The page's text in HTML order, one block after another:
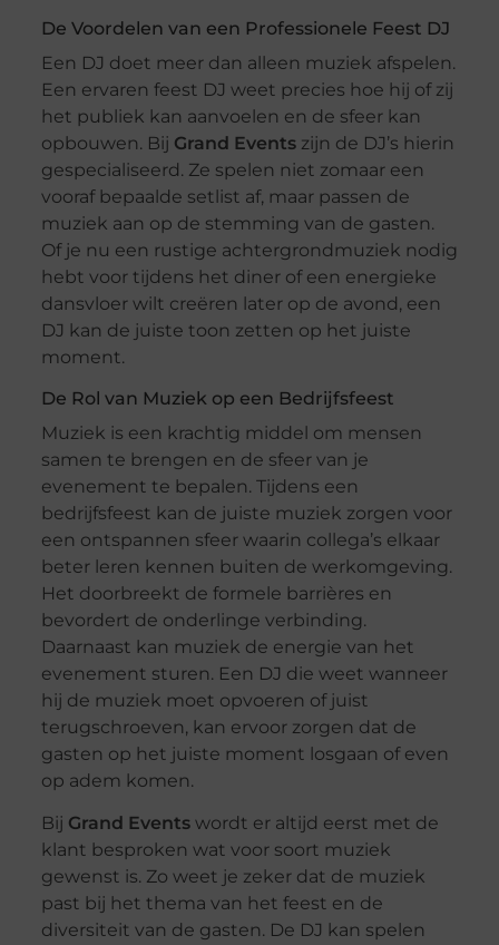
De Voordelen van een Professionele Feest DJ
Een DJ doet meer dan alleen muziek afspelen.
Een ervaren feest DJ weet precies hoe hij of zij
het publiek kan aanvoelen en de sfeer kan
opbouwen. Bij Grand Eventszijn de DJ’s hierin
gespecialiseerd. Ze spelen niet zomaar een
vooraf bepaalde setlist af, maar passen de
muziek aan op de stemming van de gasten.
Of je nu een rustige achtergrondmuziek nodig
hebt voor tijdens het diner of een energieke
dansvloer wilt creëren later op de avond, een
DJ kan de juiste toon zetten op het juiste
moment.
De Rol van Muziek op een Bedrijfsfeest
Muziek is een krachtig middel om mensen
samen te brengen en de sfeer van je
evenement te bepalen. Tijdens een
bedrijfsfeest kan de juiste muziek zorgen voor
een ontspannen sfeer waarin collega’s elkaar
beter leren kennen buiten de werkomgeving.
Het doorbreekt de formele barrières en
bevordert de onderlinge verbinding.
Daarnaast kan muziek de energie van het
evenement sturen. Een DJ die weet wanneer
hij de muziek moet opvoeren of juist
terugschroeven, kan ervoor zorgen dat de
gasten op het juiste moment losgaan of even
op adem komen.
Bij Grand Eventswordt er altijd eerst met de
klant besproken wat voor soort muziek
gewenst is. Zo weet je zeker dat de muziek
past bij het thema van het feest en de
diversiteit van de gasten. De DJ kan spelen